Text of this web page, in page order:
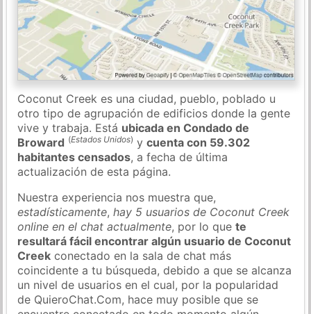
Coconut Creek es una ciudad, pueblo, poblado u
otro tipo de agrupación de edificios donde la gente
vive y trabaja. Está ubicada en Condado de
Broward (Estados Unidos) ycuenta con 59.302
habitantes censados, a fecha de última
actualización de esta página.
Nuestra experiencia nos muestra que,
estadísticamente,hay 5 usuarios de Coconut Creek
online en el chat actualmente, por lo quete
resultará fácil encontrar algún usuario de Coconut
Creek conectado en la sala de chat más
coincidente a tu búsqueda, debido a que se alcanza
un nivel de usuarios en el cual, por la popularidad
de QuieroChat.Com, hace muy posible que se